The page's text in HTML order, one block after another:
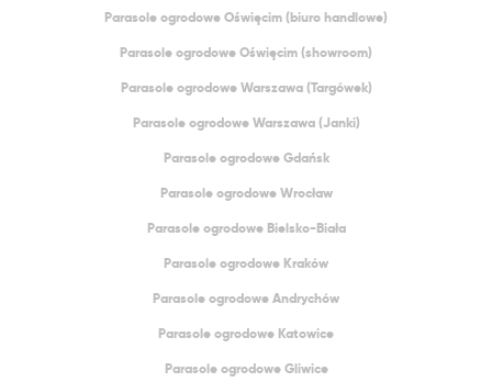
Parasole ogrodowe Oświęcim (biuro handlowe)
Parasole ogrodowe Oświęcim (showroom)
Parasole ogrodowe Warszawa (Targówek)
Parasole ogrodowe Warszawa (Janki)
Parasole ogrodowe Gdańsk
Parasole ogrodowe Wrocław
Parasole ogrodowe Bielsko-Biała
Parasole ogrodowe Kraków
Parasole ogrodowe Andrychów
Parasole ogrodowe Katowice
Parasole ogrodowe Gliwice